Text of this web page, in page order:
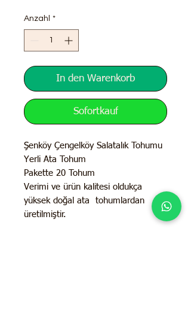
Anzahl *
In den Warenkorb
Sofortkauf
Şenköy Çengelköy Salatalık Tohumu
Yerli Ata Tohum
Pakette 20 Tohum
Verimi ve ürün kalitesi oldukça
yüksek doğal ata tohumlardan
üretilmiştir.